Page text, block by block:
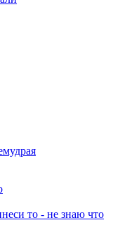
то - не знаю что